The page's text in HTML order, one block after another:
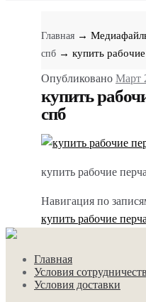
Главная →
спб → купить
Опубликовано Март
купить
спб
купить рабочие
Навигация по
купить рабочие
Главная
Условия
Условия доставки